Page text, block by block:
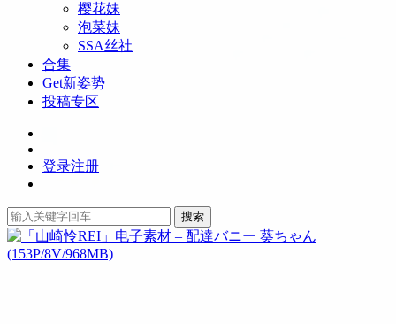
樱花妹
泡菜妹
SSA丝社
合集
Get新姿势
投稿专区
登录注册
搜索